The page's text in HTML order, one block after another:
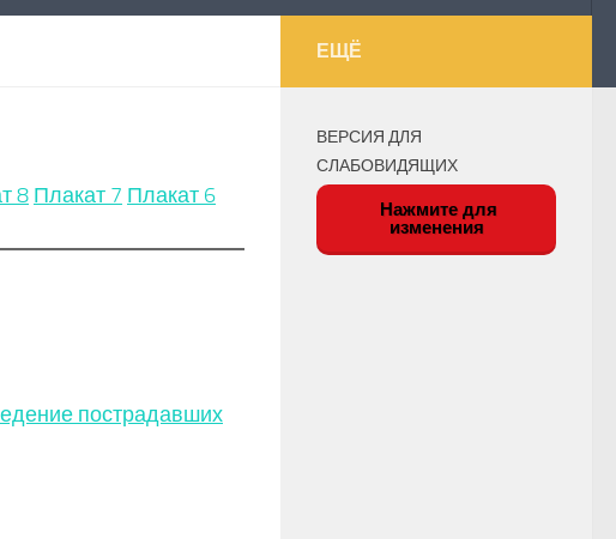
8 Плакат 7 Плакат 6
пострадавших
ЕЩЁ
ВЕРСИЯ ДЛЯ
СЛАБОВИДЯЩИХ
Нажмите для
изменения